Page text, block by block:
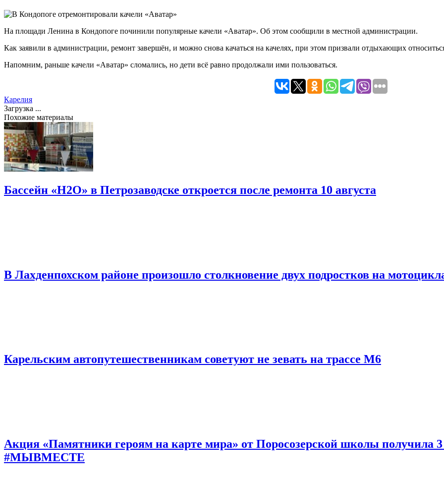
На площади Ленина в Кондопоге починили популярные качели «Аватар». Об этом сообщили в местной администрации.
Как заявили в администрации, ремонт завершён, и можно снова качаться на качелях, при этом призвали отдыхающих
Напомним, раньше качели «Аватар» сломались, но дети всё равно продолжали ими пользоваться.
Карелия
Загрузка ...
Похожие материалы
Бассейн «H2O» в Петрозаводске откроется после ремонта 10 августа
В Лахденпохском районе произошло столкновение двух подростков на
Карельским автопутешественникам советуют не зевать на трассе М6
Акция «Памятники героям на карте мира» от Поросозерской школы получила
#МЫВМЕСТЕ